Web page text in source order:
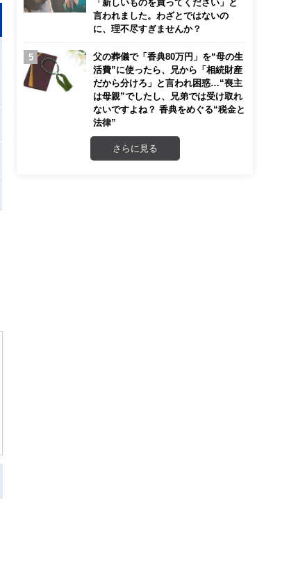
「新しいものを買ってください」と
言われました。わざとではないの
に、理不尽すぎませんか？
父の葬儀で「香典80万円」を“母の生
活費”に使ったら、兄から「相続財産
だから分けろ」と言われ困惑…“喪主
は母親”でしたし、兄弟では受け取れ
ないですよね？ 香典をめぐる“税金と
法律”
さらに見る